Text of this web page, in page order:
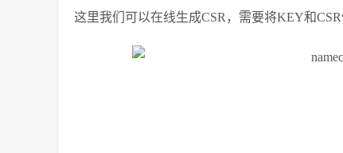
这里我们可以在线生成CSR，需要将KEY和